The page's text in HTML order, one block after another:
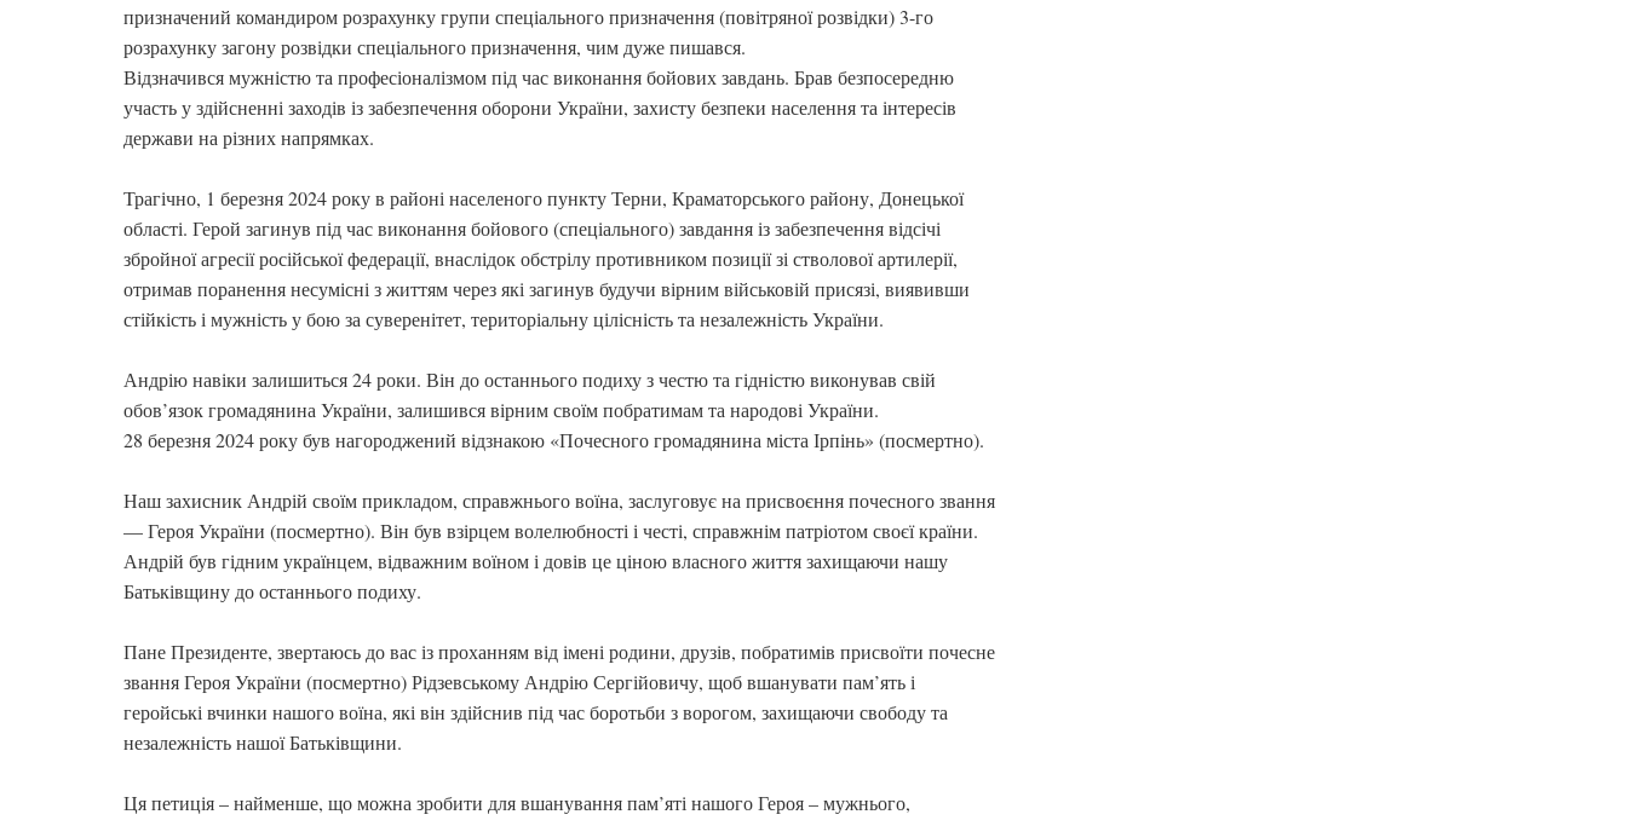
призначений командиром розрахунку групи спеціального призначення (повітряної розвідки) 3-го
розрахунку загону розвідки спеціального призначення, чим дуже пишався.
Відзначився мужністю та професіоналізмом під час виконання бойових завдань. Брав безпосередню
участь у здійсненні заходів із забезпечення оборони України, захисту безпеки населення та інтересів
держави на різних напрямках.
Трагічно, 1 березня 2024 року в районі населеного пункту Терни, Краматорського району, Донецької
області. Герой загинув під час виконання бойового (спеціального) завдання із забезпечення відсічі
збройної агресії російської федерації, внаслідок обстрілу противником позиції зі стволової артилерії,
отримав поранення несумісні з життям через які загинув будучи вірним військовій присязі, виявивши
стійкість і мужність у бою за суверенітет, територіальну цілісність та незалежність України.
Андрію навіки залишиться 24 роки. Він до останнього подиху з честю та гідністю виконував свій
обов’язок громадянина України, залишився вірним своїм побратимам та народові України.
28 березня 2024 року був нагороджений відзнакою «Почесного громадянина міста Ірпінь» (посмертно).
Наш захисник Андрій своїм прикладом, справжнього воїна, заслуговує на присвоєння почесного звання
— Героя України (посмертно). Він був взірцем волелюбності і честі, справжнім патріотом своєї країни.
Андрій був гідним українцем, відважним воїном і довів це ціною власного життя захищаючи нашу
Батьківщину до останнього подиху.
Пане Президенте, звертаюсь до вас із проханням від імені родини, друзів, побратимів присвоїти почесне
звання Героя України (посмертно) Рідзевському Андрію Сергійовичу, щоб вшанувати пам’ять і
геройські вчинки нашого воїна, які він здійснив під час боротьби з ворогом, захищаючи свободу та
незалежність нашої Батьківщини.
Ця петиція – найменше, що можна зробити для вшанування пам’яті нашого Героя – мужнього,